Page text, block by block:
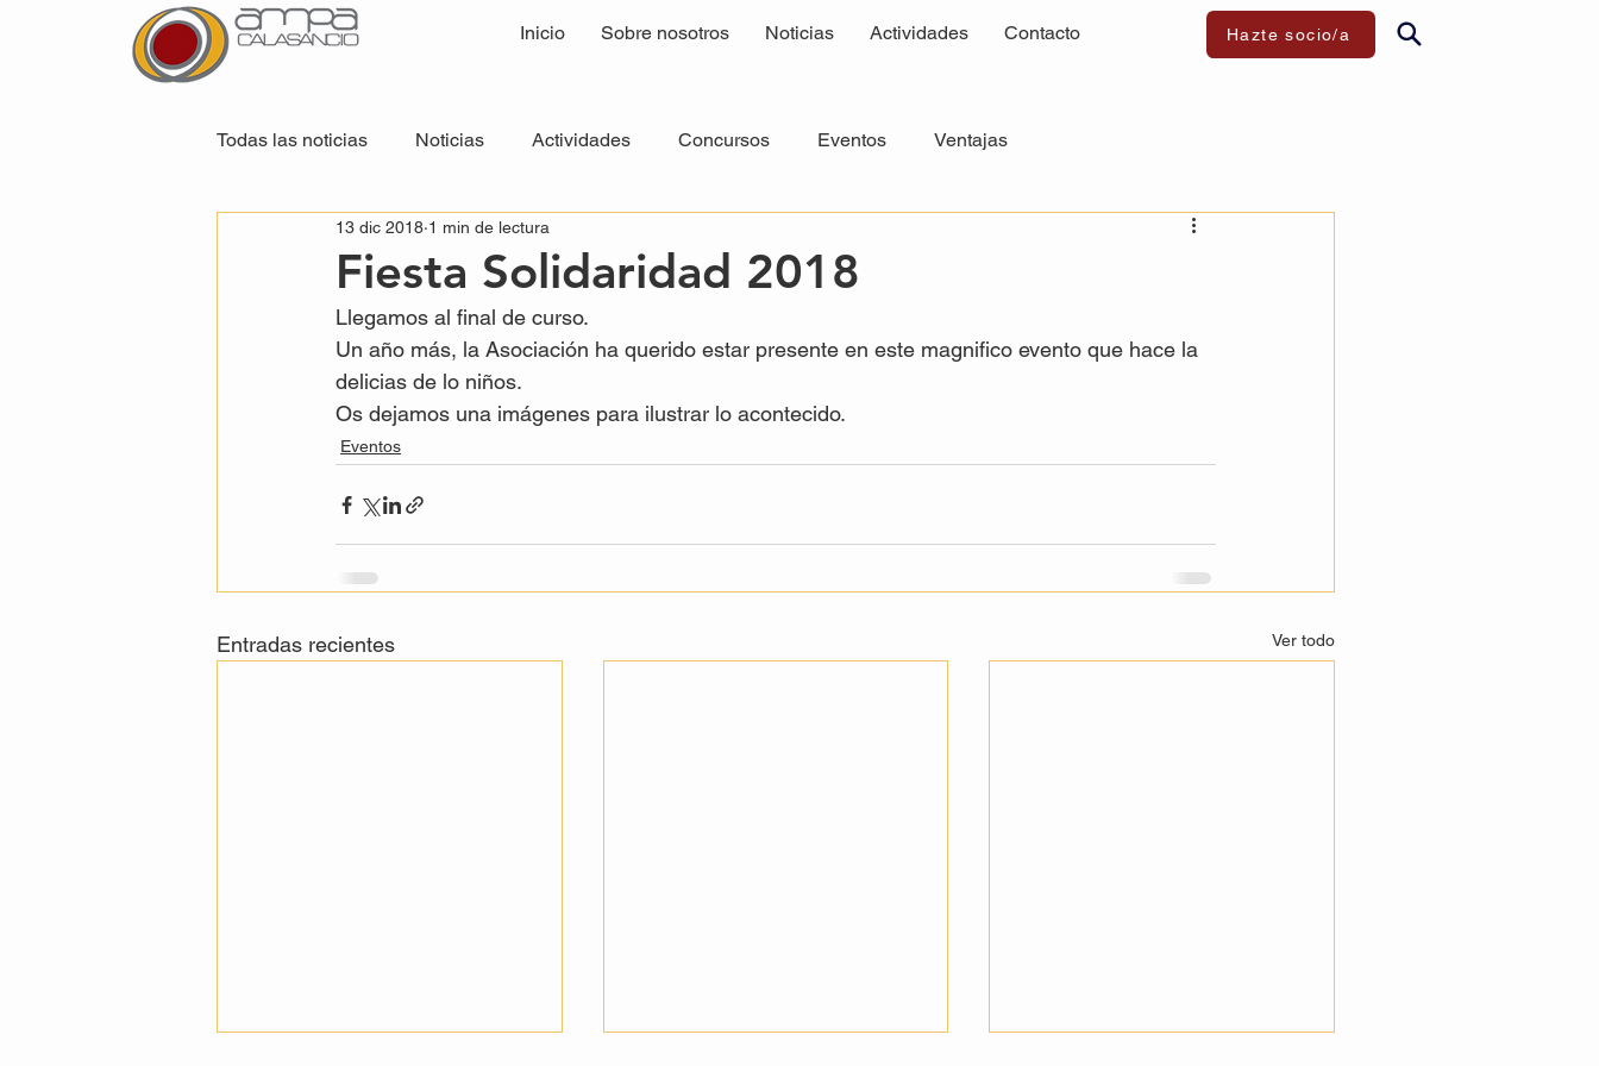
Inicio Sobre nosotros Noticias Actividades Contacto Hazte socio/a
Todas las noticias Noticias Actividades Concursos Eventos Ventajas
Fiesta Solidaridad 2018
13 dic 2018 1 min de lectura
Llegamos al final de curso.
Un año más, la Asociación ha querido estar presente en este magnifico evento que hace la
delicias de lo niños.
Os dejamos una imágenes para ilustrar lo acontecido.
Eventos
Entradas recientes Ver todo